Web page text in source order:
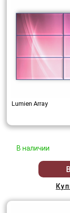
Lumien Array
В наличии